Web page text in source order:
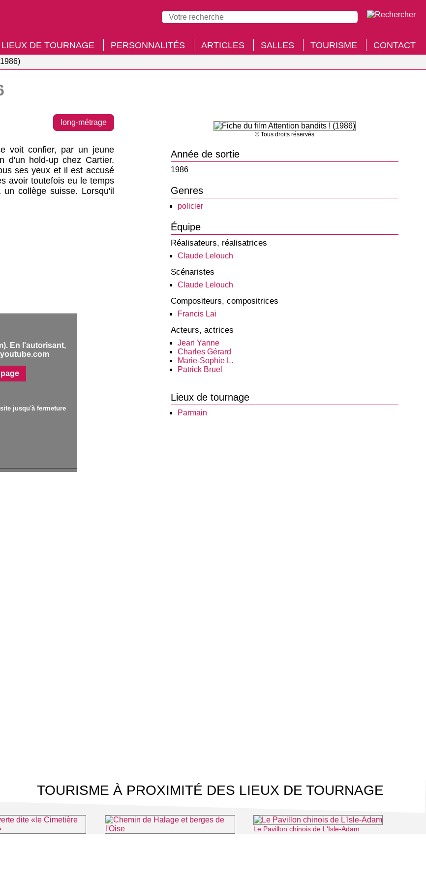
LIEUX DE TOURNAGE PERSONNALITÉS ARTICLES SALLES TOURISME CONTACT
long-métrage
voit confier, par un jeune
d'un hold-up chez Cartier.
ses yeux et il est accusé
avoir toutefois eu le temps
collège suisse. Lorsqu'il
En l'autorisant,
jusqu'à fermeture
© Tous droits réservés
Année de sortie
1986
Genres
policier
Équipe
Réalisateurs, réalisatrices
Claude Lelouch
Scénaristes
Claude Lelouch
Compositeurs, compositrices
Francis Lai
Acteurs, actrices
Jean Yanne
Charles Gérard
Marie-Sophie L.
Patrick Bruel
Lieux de tournage
Parmain
TOURISME À PROXIMITÉ DES LIEUX DE TOURNAGE
Le Pavillon chinois de L'Isle-Adam